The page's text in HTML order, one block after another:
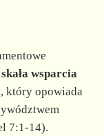
skała wsparcia
który opowiada
7:1-14).